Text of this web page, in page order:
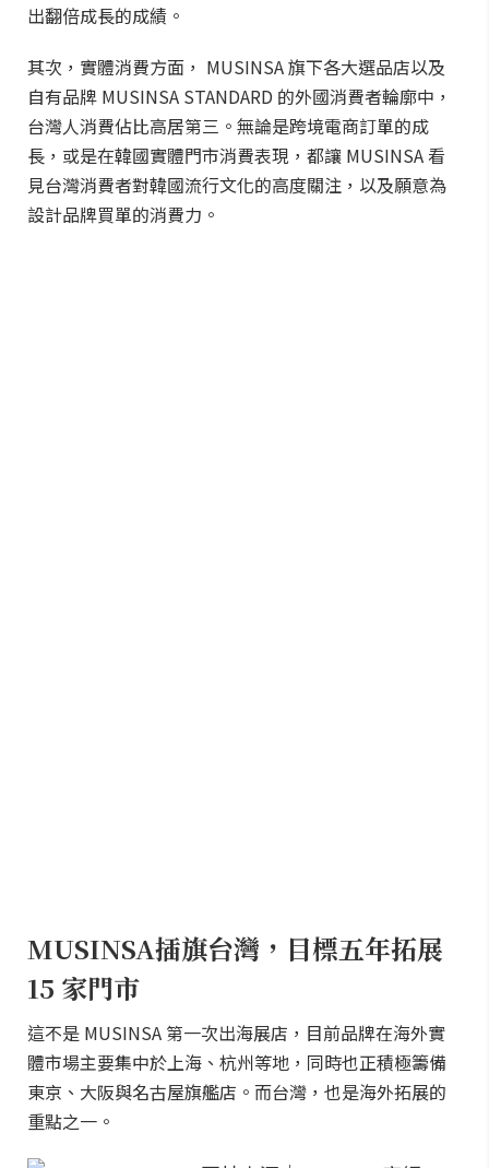
出翻倍成長的成績。
其次，實體消費方面， MUSINSA 旗下各大選品店以及
自有品牌 MUSINSA STANDARD 的外國消費者輪廓中，
台灣人消費佔比高居第三。無論是跨境電商訂單的成
長，或是在韓國實體門市消費表現，都讓 MUSINSA 看
見台灣消費者對韓國流行文化的高度關注，以及願意為
設計品牌買單的消費力。
MUSINSA插旗台灣，目標五年拓展
15 家門市
這不是 MUSINSA 第一次出海展店，目前品牌在海外實
體市場主要集中於上海、杭州等地，同時也正積極籌備
東京、大阪與名古屋旗艦店。而台灣，也是海外拓展的
重點之一。